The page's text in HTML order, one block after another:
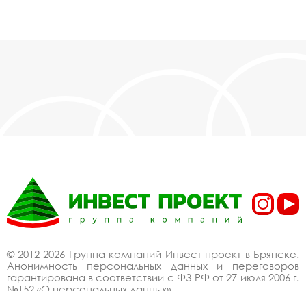
© 2012-2026 Группа компаний Инвест проект в Брянске.
Анонимность персональных данных и переговоров
гарантирована в соответствии с ФЗ РФ от 27 июля 2006 г.